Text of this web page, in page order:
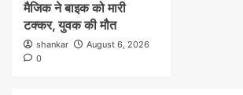
मैजिक ने बाइक को मारी
टक्कर, युवक की मौत
shankar
August 6, 2026
0